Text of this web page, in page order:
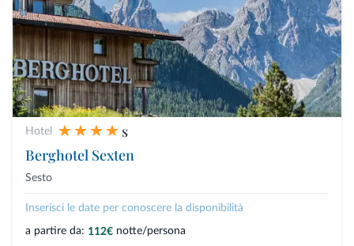
Hotel
s
Berghotel Sexten
Sesto
Inserisci le date per conoscere la disponibilità
a partire da: 112€ notte/persona